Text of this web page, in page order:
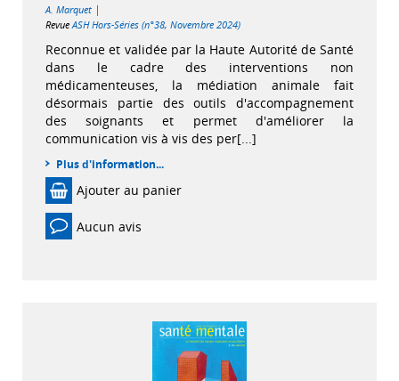
A. Marquet |
Revue ASH Hors-Séries (n°38, Novembre 2024)
Reconnue et validée par la Haute Autorité de Santé
dans le cadre des interventions non
médicamenteuses, la médiation animale fait
désormais partie des outils d'accompagnement
des soignants et permet d'améliorer la
communication vis à vis des per[...]
Plus d'information...
Ajouter au panier
Aucun avis